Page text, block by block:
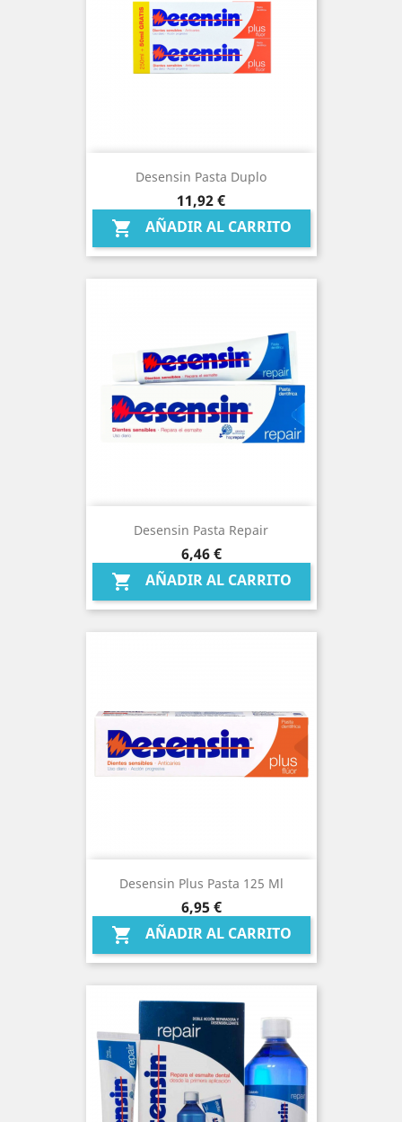
Desensin Pasta Duplo
Precio
11,92 €
 AÑADIR AL CARRITO
Desensin Pasta Repair
Precio
6,46 €
 AÑADIR AL CARRITO
Desensin Plus Pasta 125 Ml
Precio
6,95 €
 AÑADIR AL CARRITO